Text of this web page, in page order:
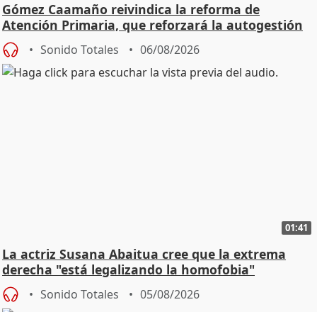
Gómez Caamaño reivindica la reforma de
Atención Primaria, que reforzará la autogestión
Sonido Totales 06/08/2026
01:41
La actriz Susana Abaitua cree que la extrema
derecha "está legalizando la homofobia"
Sonido Totales 05/08/2026